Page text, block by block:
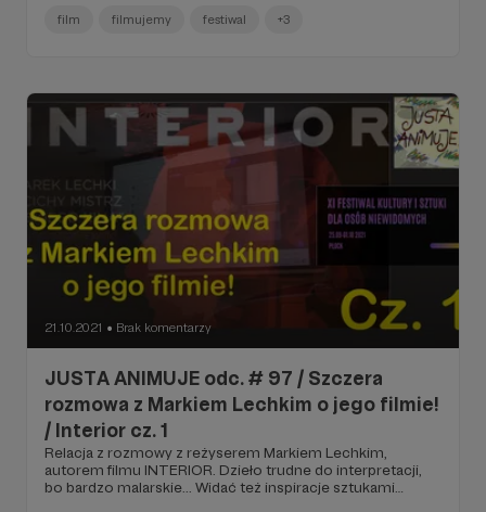
refleksji. To jeden z tych filmów, że miejscami trudno
zrozumieć... Tym bardziej wymagający film, tym
film filmujemy festiwal +3
21.10.2021 ● Brak komentarzy
JUSTA ANIMUJE odc. # 97 / Szczera
rozmowa z Markiem Lechkim o jego filmie!
/ Interior cz. 1
Relacja z rozmowy z reżyserem Markiem Lechkim,
autorem filmu INTERIOR. Dzieło trudne do interpretacji,
bo bardzo malarskie... Widać też inspiracje sztukami